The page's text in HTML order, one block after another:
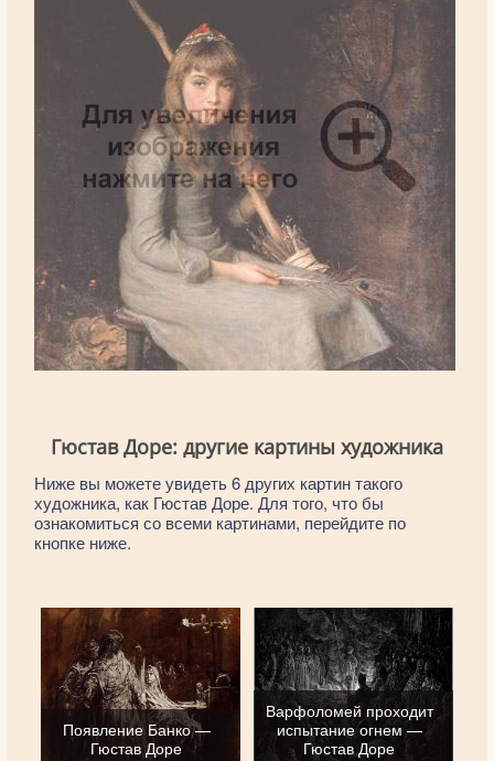
Гюстав Доре: другие картины художника
Ниже вы можете увидеть 6 других картин такого
художника, как Гюстав Доре. Для того, что бы
ознакомиться со всеми картинами, перейдите по
кнопке ниже.
Появление Банко —
Гюстав Доре
Варфоломей проходит
испытание огнем —
Гюстав Доре